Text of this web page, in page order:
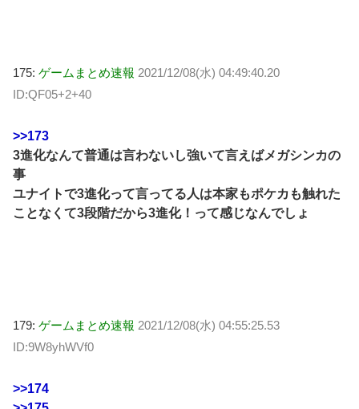
175: ゲームまとめ速報 2021/12/08(水) 04:49:40.20
ID:QF05+2+40
>>173
3進化なんて普通は言わないし強いて言えばメガシンカの
事
ユナイトで3進化って言ってる人は本家もポケカも触れた
ことなくて3段階だから3進化！って感じなんでしょ
179: ゲームまとめ速報 2021/12/08(水) 04:55:25.53
ID:9W8yhWVf0
>>174